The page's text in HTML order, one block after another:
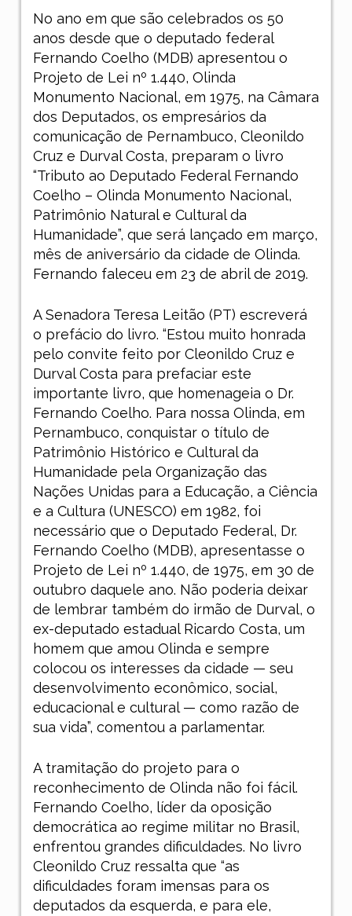
No ano em que são celebrados os 50
anos desde que o deputado federal
Fernando Coelho (MDB) apresentou o
Projeto de Lei nº 1.440, Olinda
Monumento Nacional, em 1975, na Câmara
dos Deputados, os empresários da
comunicação de Pernambuco, Cleonildo
Cruz e Durval Costa, preparam o livro
“Tributo ao Deputado Federal Fernando
Coelho – Olinda Monumento Nacional,
Patrimônio Natural e Cultural da
Humanidade”, que será lançado em março,
mês de aniversário da cidade de Olinda.
Fernando faleceu em 23 de abril de 2019.
A Senadora Teresa Leitão (PT) escreverá
o prefácio do livro. “Estou muito honrada
pelo convite feito por Cleonildo Cruz e
Durval Costa para prefaciar este
importante livro, que homenageia o Dr.
Fernando Coelho. Para nossa Olinda, em
Pernambuco, conquistar o título de
Patrimônio Histórico e Cultural da
Humanidade pela Organização das
Nações Unidas para a Educação, a Ciência
e a Cultura (UNESCO) em 1982, foi
necessário que o Deputado Federal, Dr.
Fernando Coelho (MDB), apresentasse o
Projeto de Lei nº 1.440, de 1975, em 30 de
outubro daquele ano. Não poderia deixar
de lembrar também do irmão de Durval, o
ex-deputado estadual Ricardo Costa, um
homem que amou Olinda e sempre
colocou os interesses da cidade — seu
desenvolvimento econômico, social,
educacional e cultural — como razão de
sua vida”, comentou a parlamentar.
A tramitação do projeto para o
reconhecimento de Olinda não foi fácil.
Fernando Coelho, líder da oposição
democrática ao regime militar no Brasil,
enfrentou grandes dificuldades. No livro
Cleonildo Cruz ressalta que “as
dificuldades foram imensas para os
deputados da esquerda, e para ele,